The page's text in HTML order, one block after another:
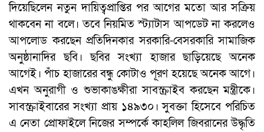
দিয়েছিলেন নতুন দায়িত্বপ্রাপ্তির পর আগের মতো আর সক্রিয়
থাকবেন না বলে। তবে নিয়মিত স্ট্যাটাস আপডেট না করলেও
আপলোড করছেন প্রতিদিনকার সরকারি-বেসরকারি সামাজিক
অনুষ্ঠানাদির ছবি। ছবির সংখ্যা হাজার ছাড়িয়েছে অনেক
আগেই। পাঁচ হাজারের বন্ধু কোটাও পূরণ হয়েছে অনেক আগে।
এখন অনুরাগী ও শুভাকাঙক্ষীরা সাবস্ক্রাইব করছেন মন্ত্রীকে।
সাবস্ক্রাইবারের সংখ্যা প্রায় ১৪৯৩০। সুবক্তা হিসেবে পরিচিত
এ নেতা প্রোফাইলে নিজের সম্পর্কে কাহলিল জিবরানের উদ্ধৃতি